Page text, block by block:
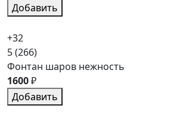
Добавить
+32
5(266)
Фонтан шаров нежность
1600₽
Добавить